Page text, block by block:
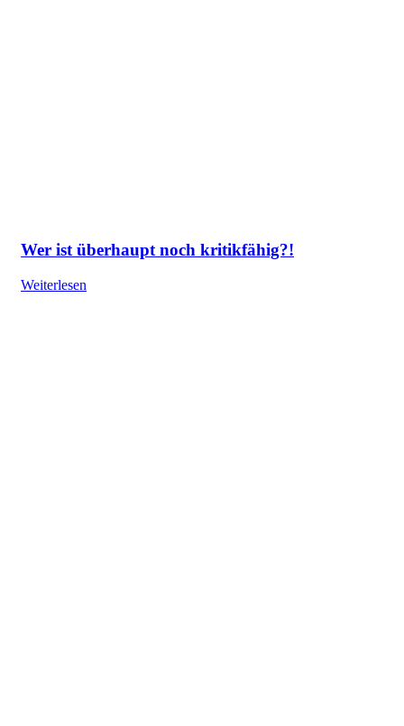
Wer ist überhaupt noch kritikfähig?!
Weiterlesen